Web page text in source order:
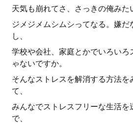
天気も崩れてさ、さっきの俺みた
ジメジメムシムシってなる。嫌だ
し、
学校や会社、家庭とかでいろいろ
ゃないですか。
そんなストレスを解消する方法を
て、
みんなでストレスフリーな生活を
で、